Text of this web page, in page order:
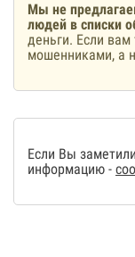
Мы не
людей в списки
деньги. Если
мошенниками, а
Если Вы
информацию -